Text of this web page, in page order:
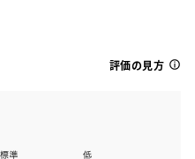
評価の見方